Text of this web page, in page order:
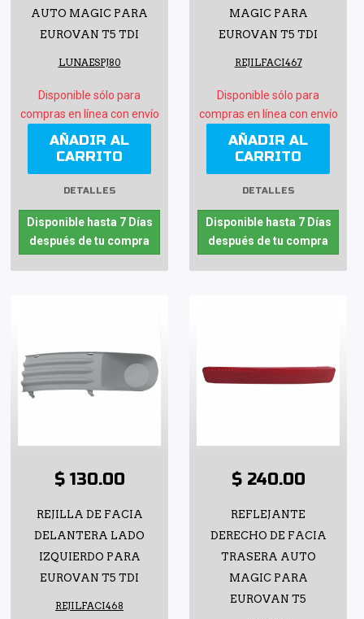
AUTO MAGIC PARA
EUROVAN T5 TDI
LUNAESPJ80
Disponible sólo para
compras en línea con envío
AÑADIR AL
CARRITO
DETALLES
Disponible hasta 7 Días
después de tu compra
MAGIC PARA
EUROVAN T5 TDI
REJILFACI467
Disponible sólo para
compras en línea con envío
AÑADIR AL
CARRITO
DETALLES
Disponible hasta 7 Días
después de tu compra
$ 130.00
REJILLA DE FACIA
DELANTERA LADO
IZQUIERDO PARA
EUROVAN T5 TDI
REJILFACI468
$ 240.00
REFLEJANTE
DERECHO DE FACIA
TRASERA AUTO
MAGIC PARA
EUROVAN T5